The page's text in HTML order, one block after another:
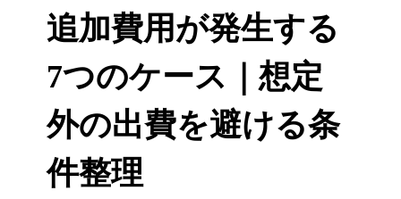
追加費用が発生する
7つのケース｜想定
外の出費を避ける条
件整理